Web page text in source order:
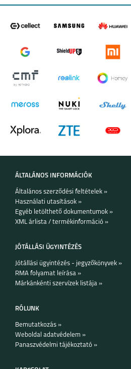
ÁLTALÁNOS INFORMÁCIÓK
Általános szerződési feltételek »
Használati utasítások »
Egyéb letölthető dokumentumok »
XML árlista / termékinformáció »
JÓTÁLLÁSI ÜGYINTÉZÉS
Jótállási ügyintézés - jegyzőkönyvek »
RMA folyamat leírása »
Márkánkénti szervízek listája »
RÓLUNK
Bemutatkozás »
Weboldal adatvédelem »
Panaszvédelmi tájékoztató »